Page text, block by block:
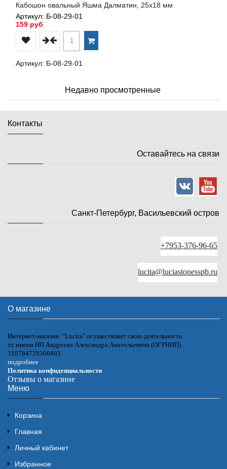
Кабошон овальный Яшма Далматин, 25х18 мм
Артикул: Б-08-29-01
159 руб
Артикул: Б-08-29-01
Недавно просмотренные
Контакты
Оставайтесь на связи
Санкт-Петербург, Васильевский остров
+7953-376-96-65
lucita@luciastonesspb.ru
О магазине
Интернет-магазин "Lucita" осуществляет свою деятельность
от имени ИП Андреева Александра Анатольевича (ОГРНИП)
310784729300403
подробнее
Политика конфиденциальности
Отзывы о магазине
Меню
Корзина
Главная
Личный кабинет
Избранное